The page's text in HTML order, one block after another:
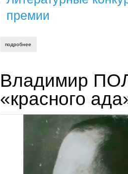
премии
подробнее
Владимир
«красного